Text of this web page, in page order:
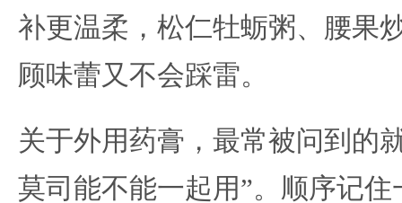
补更温柔，松仁牡蛎粥、腰果
顾味蕾又不会踩雷。
关于外用药膏，最常被问到的
莫司能不能一起用”。顺序记